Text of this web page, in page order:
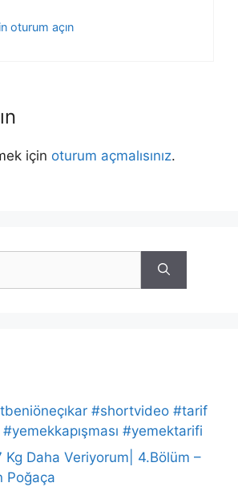
oturum açın
için oturum açmalısınız.
#shortvideo #tarif
#yemektarifi
Kg Daha Veriyorum| 4.Bölüm –
Poğaça